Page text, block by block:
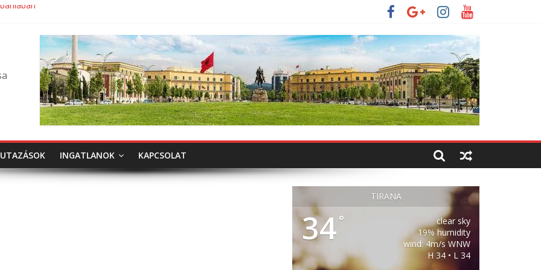
UTAZÁSOK INGATLANOK KAPCSOLAT
TIRANA
34°
clear sky
19% humidity
wind: 4m/s WNW
H 34 • L 34